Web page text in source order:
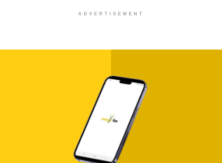
ADVERTISEMENT